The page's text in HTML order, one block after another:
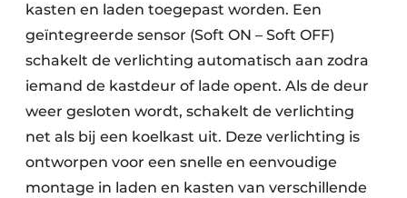
kasten en laden toegepast worden. Een
geïntegreerde sensor (Soft ON – Soft OFF)
schakelt de verlichting automatisch aan zodra
iemand de kastdeur of lade opent. Als de deur
weer gesloten wordt, schakelt de verlichting
net als bij een koelkast uit. Deze verlichting is
ontworpen voor een snelle en eenvoudige
montage in laden en kasten van verschillende